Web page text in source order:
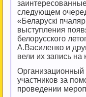
следующем
«Беларускi
выступления
белорусского
А.Василенко и
вели их запись
Организационный
участников за
проведении